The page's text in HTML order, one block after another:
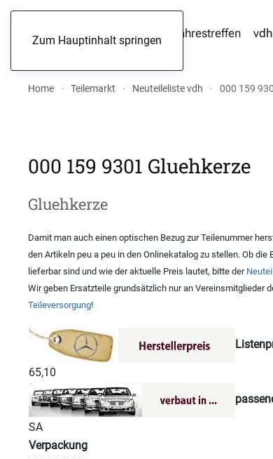
Zum Hauptinhalt springen
Jahrestreffen
Home Teilemarkt Neuteileliste vdh 000 159
000 159 9301 Gluehkerze
Gluehkerze
Damit man auch einen optischen Bezug zur Teilenummer
den Artikeln peu a peu in den Onlinekatalog zu stellen. Ob
lieferbar sind und wie der aktuelle Preis lautet, bitte der
Wir geben Ersatzteile grundsätzlich nur an Vereinsmitglieder
Teileversorgung!
65,10
SA
Verpackung